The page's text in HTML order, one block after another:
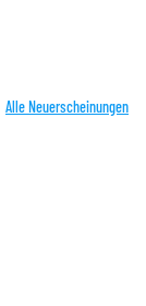
Alle Neuerscheinungen